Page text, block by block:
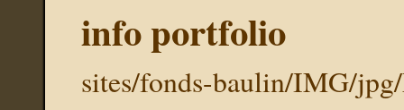
info portfolio
sites/fonds-baulin/IMG/